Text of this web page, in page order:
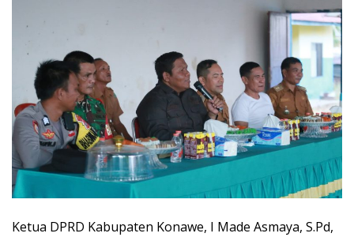
Ketua DPRD Kabupaten Konawe, I Made Asmaya, S.Pd,